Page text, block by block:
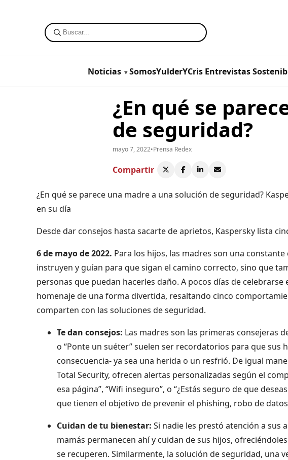
Noticias SomosYulderYCris Entrevistas
¿En qué se
de seguridad?
mayo 7, 2022•Prensa Redex
Compartir
¿En qué se parece una madre a una solución de seguridad?
en su día
Desde dar consejos hasta sacarte de aprietos, Kaspersky lista
6 de mayo de 2022. Para los hijos, las madres son una
instruyen y guían para que sigan el camino correcto, sino que
personas que puedan hacerles daño. A pocos días de
homenaje de una forma divertida, resaltando cinco
comparten con las soluciones de seguridad.
Te dan consejos: Las madres son las primeras consejeras
o “Ponte un suéter” suelen ser recordatorios para que sus
consecuencia- ya sea una herida o un resfrió. De igual
Total Security, ofrecen alertas personalizadas según el
esa página”, “Wifi inseguro”, o “¿Estás seguro de que
que tienen el objetivo de prevenir el phishing, robo de
Cuidan de tu bienestar: Si nadie les prestó atención a sus
mamás permanecen ahí y cuidan de sus hijos,
se recuperen. Similarmente, la solución de seguridad, una